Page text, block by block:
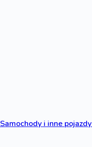
Samochody i inne pojazdy